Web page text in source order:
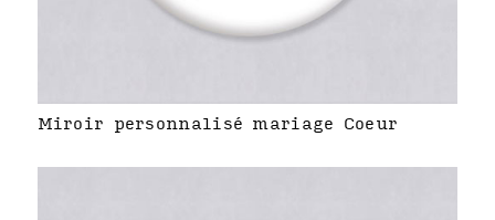
Miroir personnalisé mariage Coeur